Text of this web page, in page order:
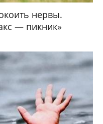
нервы.
— пикник»